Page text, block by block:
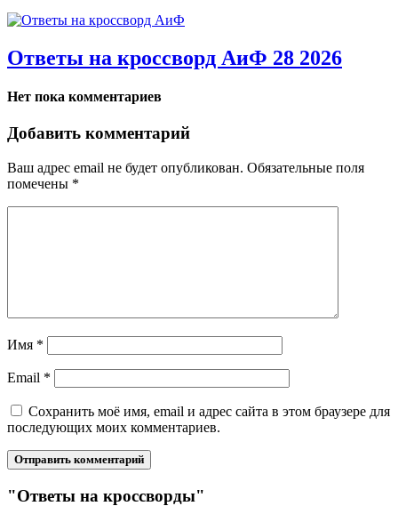
Ответы на кроссворд АиФ 28 2026
Нет пока комментариев
Добавить комментарий
Ваш адрес email не будет опубликован. Обязательные поля
помечены *
Имя *
Email *
Сохранить моё имя, email и адрес сайта в этом браузере для
последующих моих комментариев.
"Ответы на кроссворды"